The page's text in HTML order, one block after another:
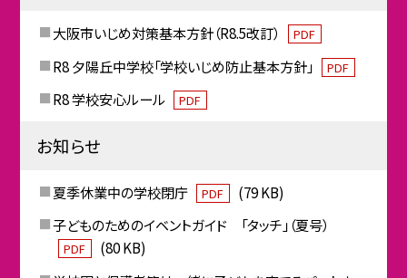
大阪市いじめ対策基本方針（R8.5改訂） PDF
R8 夕陽丘中学校「学校いじめ防止基本方針」 PDF
R8 学校安心ルール PDF
お知らせ
夏季休業中の学校閉庁 PDF
(79 KB)
子どものためのイベントガイド 「タッチ」（夏号）
PDF
(80 KB)